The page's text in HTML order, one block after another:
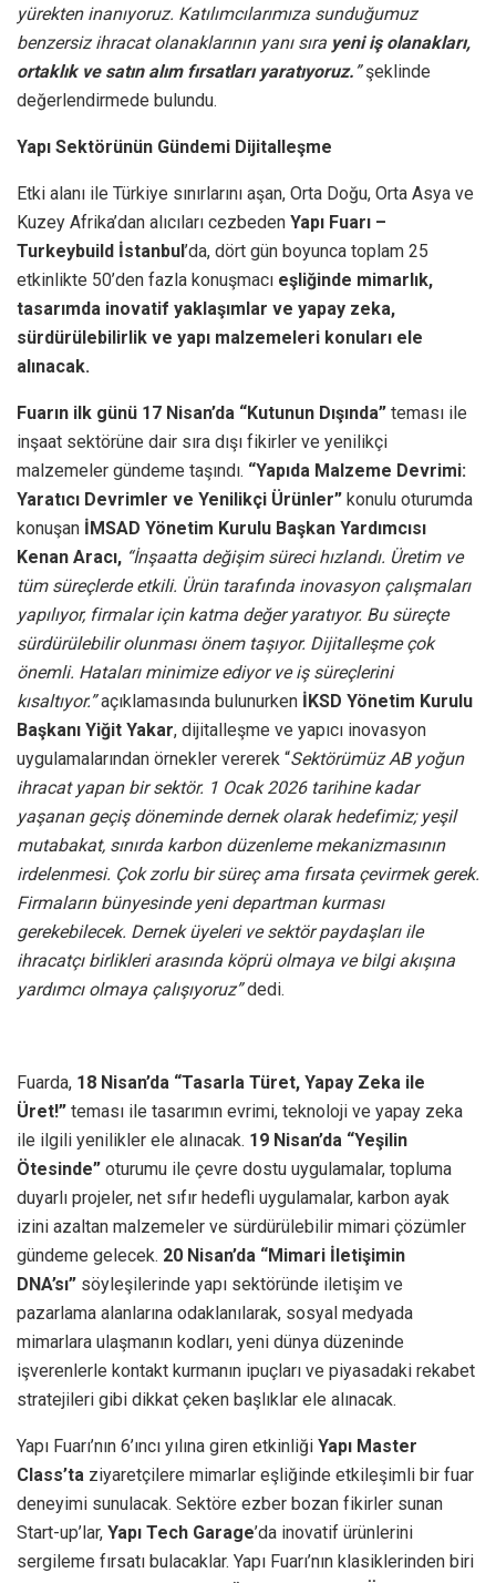
yürekten inanıyoruz. Katılımcılarımıza sunduğumuz
benzersiz ihracat olanaklarının yanı sıra yeni iş olanakları,
ortaklık ve satın alım fırsatları yaratıyoruz. ”şeklinde
değerlendirmede bulundu.
Yapı Sektörünün Gündemi Dijitalleşme
Etki alanı ile Türkiye sınırlarını aşan, Orta Doğu, Orta Asya ve
Kuzey Afrika’dan alıcıları cezbeden Yapı Fuarı –
Turkeybuild İstanbul’da, dört gün boyunca toplam 25
etkinlikte 50’den fazla konuşmacı eşliğinde mimarlık,
tasarımda inovatif yaklaşımlar ve yapay zeka,
sürdürülebilirlik ve yapı malzemeleri konuları ele
alınacak.
Fuarın ilk günü 17 Nisan’da “Kutunun Dışında” teması ile
inşaat sektörüne dair sıra dışı fikirler ve yenilikçi
malzemeler gündeme taşındı. “Yapıda Malzeme Devrimi:
Yaratıcı Devrimler ve Yenilikçi Ürünler” konulu oturumda
konuşan İMSAD Yönetim Kurulu Başkan Yardımcısı
Kenan Aracı, “İnşaatta değişim süreci hızlandı. Üretim ve
tüm süreçlerde etkili. Ürün tarafında inovasyon çalışmaları
yapılıyor, firmalar için katma değer yaratıyor. Bu süreçte
sürdürülebilir olunması önem taşıyor. Dijitalleşme çok
önemli. Hataları minimize ediyor ve iş süreçlerini
kısaltıyor.”açıklamasında bulunurken İKSD Yönetim Kurulu
Başkanı Yiğit Yakar, dijitalleşme ve yapıcı inovasyon
uygulamalarından örnekler vererek “Sektörümüz AB yoğun
ihracat yapan bir sektör. 1 Ocak 2026 tarihine kadar
yaşanan geçiş döneminde dernek olarak hedefimiz; yeşil
mutabakat, sınırda karbon düzenleme mekanizmasının
irdelenmesi. Çok zorlu bir süreç ama fırsata çevirmek gerek.
Firmaların bünyesinde yeni departman kurması
gerekebilecek. Dernek üyeleri ve sektör paydaşları ile
ihracatçı birlikleri arasında köprü olmaya ve bilgi akışına
yardımcı olmaya çalışıyoruz”dedi.
Fuarda, 18 Nisan’da “Tasarla Türet, Yapay Zeka ile
Üret!” teması ile tasarımın evrimi, teknoloji ve yapay zeka
ile ilgili yenilikler ele alınacak. 19 Nisan’da “Yeşilin
Ötesinde” oturumu ile çevre dostu uygulamalar, topluma
duyarlı projeler, net sıfır hedefli uygulamalar, karbon ayak
izini azaltan malzemeler ve sürdürülebilir mimari çözümler
gündeme gelecek. 20 Nisan’da “Mimari İletişimin
DNA’sı” söyleşilerinde yapı sektöründe iletişim ve
pazarlama alanlarına odaklanılarak, sosyal medyada
mimarlara ulaşmanın kodları, yeni dünya düzeninde
işverenlerle kontakt kurmanın ipuçları ve piyasadaki rekabet
stratejileri gibi dikkat çeken başlıklar ele alınacak.
Yapı Fuarı’nın 6’ıncı yılına giren etkinliği Yapı Master
Class’ta ziyaretçilere mimarlar eşliğinde etkileşimli bir fuar
deneyimi sunulacak. Sektöre ezber bozan fikirler sunan
Start-up’lar, Yapı Tech Garage’da inovatif ürünlerini
sergileme fırsatı bulacaklar. Yapı Fuarı’nın klasiklerinden biri